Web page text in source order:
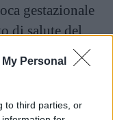
Personal
to third parties, or
gestazionale
di salute del
settimana di
effettuare il